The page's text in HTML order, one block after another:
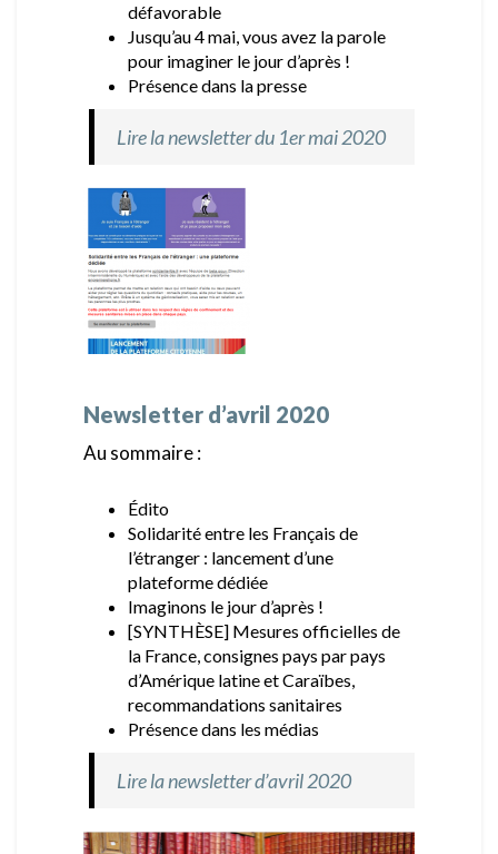
défavorable
Jusqu’au 4 mai, vous avez la parole
pour imaginer le jour d’après !
Présence dans la presse
Lire la newsletter du 1er mai 2020
Newsletter d’avril 2020
Au sommaire :
Édito
Solidarité entre les Français de
l’étranger : lancement d’une
plateforme dédiée
Imaginons le jour d’après !
[SYNTHÈSE] Mesures officielles de
la France, consignes pays par pays
d’Amérique latine et Caraïbes,
recommandations sanitaires
Présence dans les médias
Lire la newsletter d’avril 2020